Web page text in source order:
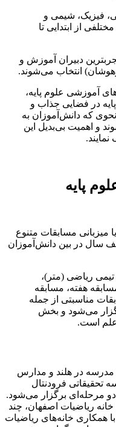
فیزیک، شیمی و
از ابتدایی تا
دبیران آموزش و
انتخاب می‌شوند.
آموزشی علوم پایه،
در فضایی جذاب و
که دانش‌آموزان به
و اهمیت بی‌بدیل این
پایه
میزبانی مسابقات متنوع
سال در بین دانش‌آموزان
هفته، مسابقه
مناسبتی از جمله
می‌شود و بخش
علم است.
مسابقه ایلیمپیاد در بیش از 90 مدرسه در هلند و مدارس
تحقیقاتی فرودنتال
مرحله‌ای برگزار می‌شود.
ریاضیات اصفهان، چند
همکاری خانه‌های ریاضیات